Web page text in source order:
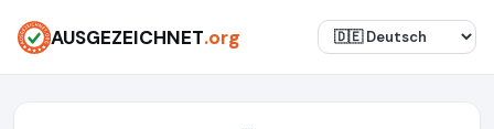
AUSGEZEICHNET.org